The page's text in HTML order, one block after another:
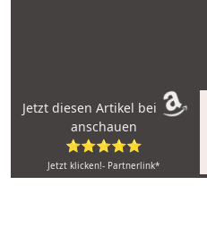
Jetzt diesen Artikel bei
anschauen
⭐⭐⭐⭐⭐
Jetzt klicken!- Partnerlink*